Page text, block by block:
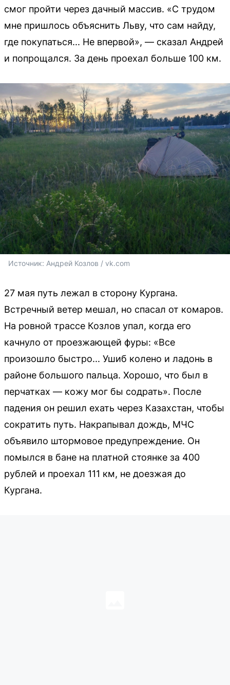
смог пройти через дачный массив. «С трудом
мне пришлось объяснить Льву, что сам найду,
где покупаться... Не впервой», — сказал Андрей
и попрощался. За день проехал больше 100 км.
Источник: Андрей Козлов / vk.com
27 мая путь лежал в сторону Кургана.
Встречный ветер мешал, но спасал от комаров.
На ровной трассе Козлов упал, когда его
качнуло от проезжающей фуры: «Все
произошло быстро... Ушиб колено и ладонь в
районе большого пальца. Хорошо, что был в
перчатках — кожу мог бы содрать». После
падения он решил ехать через Казахстан, чтобы
сократить путь. Накрапывал дождь, МЧС
объявило штормовое предупреждение. Он
помылся в бане на платной стоянке за 400
рублей и проехал 111 км, не доезжая до
Кургана.